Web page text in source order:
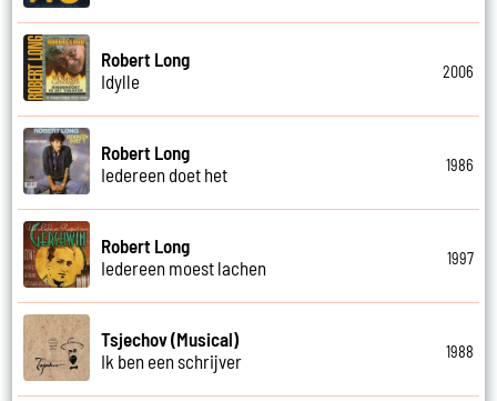
Robert Long
Idylle
2006
Robert Long
Iedereen doet het
1986
Robert Long
Iedereen moest lachen
1997
Tsjechov (Musical)
Ik ben een schrijver
1988